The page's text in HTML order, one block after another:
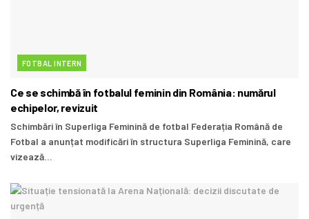
FOTBAL INTERN
Ce se schimbă în fotbalul feminin din România: numărul
echipelor, revizuit
Schimbări în Superliga Feminină de fotbal Federația Română de
Fotbal a anunțat modificări în structura Superliga Feminină, care
vizează...